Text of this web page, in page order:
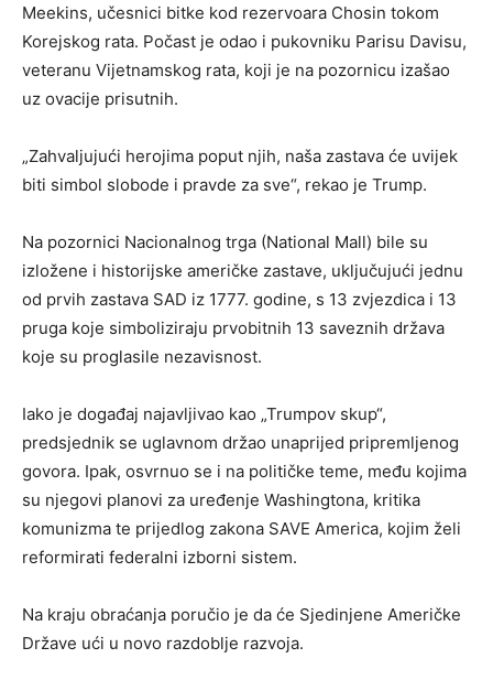
Meekins, učesnici bitke kod rezervoara Chosin tokom
Korejskog rata. Počast je odao i pukovniku Parisu Davisu,
veteranu Vijetnamskog rata, koji je na pozornicu izašao
uz ovacije prisutnih.
„Zahvaljujući herojima poput njih, naša zastava će uvijek
biti simbol slobode i pravde za sve“, rekao je Trump.
Na pozornici Nacionalnog trga (National Mall) bile su
izložene i historijske američke zastave, uključujući jednu
od prvih zastava SAD iz 1777. godine, s 13 zvjezdica i 13
pruga koje simboliziraju prvobitnih 13 saveznih država
koje su proglasile nezavisnost.
Iako je događaj najavljivao kao „Trumpov skup“,
predsjednik se uglavnom držao unaprijed pripremljenog
govora. Ipak, osvrnuo se i na političke teme, među kojima
su njegovi planovi za uređenje Washingtona, kritika
komunizma te prijedlog zakona SAVE America, kojim želi
reformirati federalni izborni sistem.
Na kraju obraćanja poručio je da će Sjedinjene Američke
Države ući u novo razdoblje razvoja.